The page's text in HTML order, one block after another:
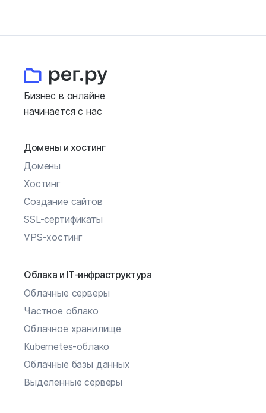
Бизнес в онлайне
начинается с нас
Домены и хостинг
Домены
Хостинг
Создание сайтов
SSL-сертификаты
VPS-хостинг
Облака и IT-инфраструктура
Облачные серверы
Частное облако
Облачное хранилище
Kubernetes-облако
Облачные базы данных
Выделенные серверы